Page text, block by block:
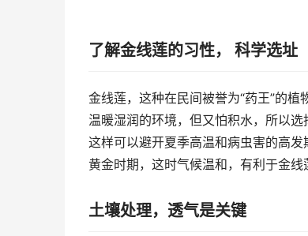
了解金线莲的习性， 科学选址
金线莲，这种在民间被誉为“药王”的
温暖湿润的环境，但又怕积水，所以
这样可以避开夏季高温和病虫害的高
黄金时期，这时气候温和，有利于金线
土壤处理，透气是关键